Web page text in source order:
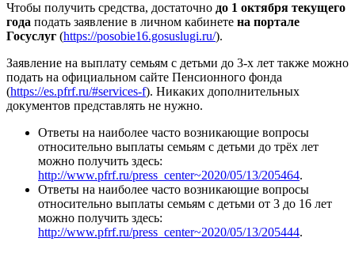
Чтобы получить средства, достаточно до 1 октября текущего
года подать заявление в личном кабинете на портале
Госуслуг (https://posobie16.gosuslugi.ru/).
Заявление на выплату семьям с детьми до 3-х лет также можно
подать на официальном сайте Пенсионного фонда
(https://es.pfrf.ru/#services-f). Никаких дополнительных
документов представлять не нужно.
Ответы на наиболее часто возникающие вопросы
относительно выплаты семьям с детьми до трёх лет
можно получить здесь:
http://www.pfrf.ru/press_center~2020/05/13/205464.
Ответы на наиболее часто возникающие вопросы
относительно выплаты семьям с детьми от 3 до 16 лет
можно получить здесь:
http://www.pfrf.ru/press_center~2020/05/13/205444.